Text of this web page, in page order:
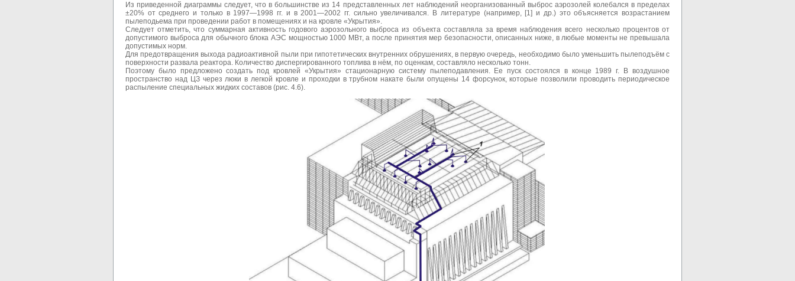
Из приведенной диаграммы следует, что в большинстве из 14 представленных лет наблюдений неорганизованный выброс аэрозолей колебался в пределах
±20% от среднего и только в 1997—1998 гг. и в 2001—2002 гг. сильно увеличивался. В литературе (например, [1] и др.) это объясняется возрастанием
пылеподьема при проведении работ в помещениях и на кровле «Укрытия».
Следует отметить, что суммарная активность годового аэрозольного выброса из объекта составляла за время наблюдения всего несколько процентов от
допустимого выброса для обычного блока АЭС мощностью 1000 МВт, а после принятия мер безопасности, описанных ниже, в любые моменты не превышала
допустимых норм.
Для предотвращения выхода радиоактивной пыли при гипотетических внутренних обрушениях, в первую очередь, необходимо было уменьшить пылеподъём с
поверхности развала реактора. Количество диспергированного топлива в нём, по оценкам, составляло несколько тонн.
Поэтому было предложено создать под кровлей «Укрытия» стационарную систему пылеподавления. Ее пуск состоялся в конце 1989 г. В воздушное
пространство над ЦЗ через люки в легкой кровле и проходки в трубном накате были опущены 14 форсунок, которые позволили проводить периодическое
распыление специальных жидких составов (рис. 4.6).